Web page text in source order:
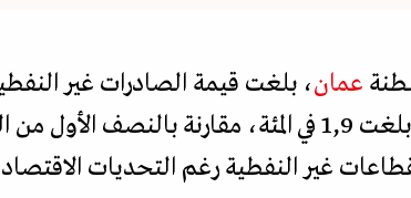
عمان
بزيادة بلغت 1,9 في المئة، مقارنة
غير النفطية رغم التحديات